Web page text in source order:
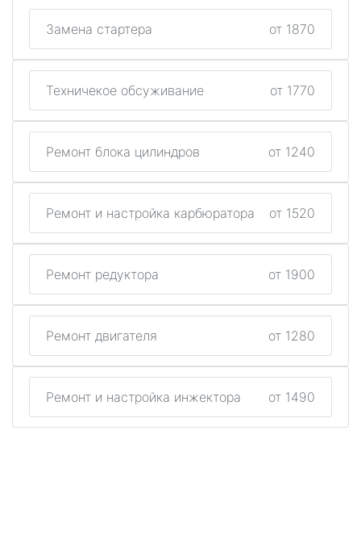
Замена стартера от 1870
Техничекое обсуживание от 1770
Ремонт блока цилиндров от 1240
Ремонт и настройка карбюратора от 1520
Ремонт редуктора от 1900
Ремонт двигателя от 1280
Ремонт и настройка инжектора от 1490